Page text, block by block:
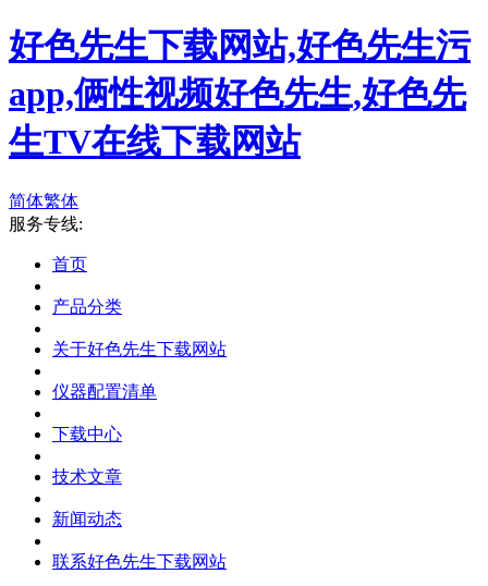
好色先生下载网站,好色先生污
app,俩性视频好色先生,好色先
生TV在线下载网站
简体繁体
服务专线:
首页
产品分类
关于好色先生下载网站
仪器配置清单
下载中心
技术文章
新闻动态
联系好色先生下载网站